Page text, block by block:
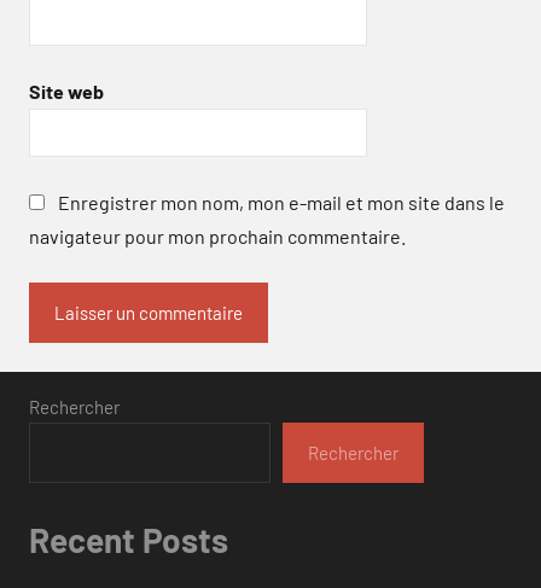
Site web
Enregistrer mon nom, mon e-mail et mon site dans le
navigateur pour mon prochain commentaire.
Rechercher
Rechercher
Recent Posts